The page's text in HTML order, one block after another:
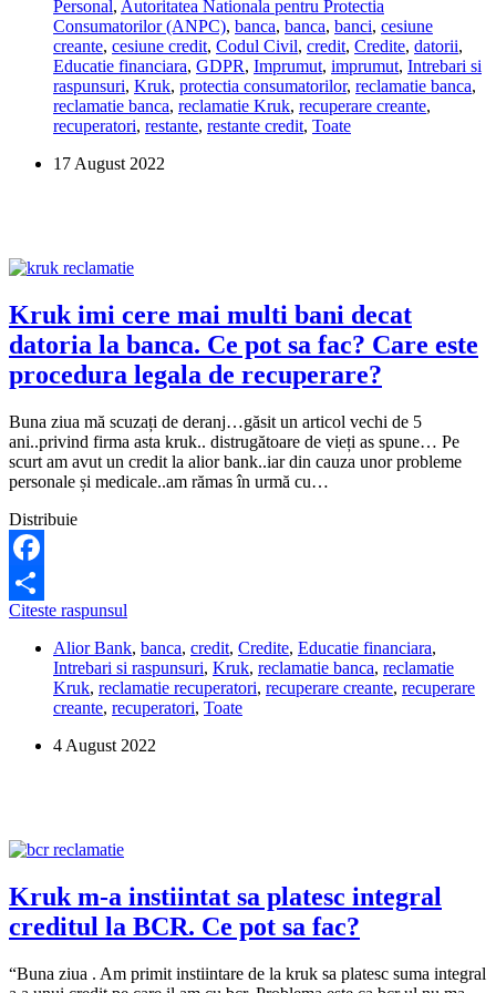
mele
personale
la
Kruk?
Este
legal?
Personal, Autoritatea Nationala pentru Protectia
Consumatorilor (ANPC), banca, banca, banci, cesiune
creante, cesiune credit, Codul Civil, credit, Credite, datorii,
Educatie financiara, GDPR, Imprumut, imprumut, Intrebari si
raspunsuri, Kruk, protectia consumatorilor, reclamatie banca,
reclamatie banca, reclamatie Kruk, recuperare creante,
recuperatori, restante, restante credit, Toate
17 August 2022
Kruk imi cere mai multi bani decat
datoria la banca. Ce pot sa fac? Care este
procedura legala de recuperare?
Buna ziua mă scuzați de deranj…găsit un articol vechi de 5
ani..privind firma asta kruk.. distrugătoare de vieți as spune… Pe
scurt am avut un credit la alior bank..iar din cauza unor probleme
personale și medicale..am rămas în urmă cu…
Distribuie
Facebook
Share
Citeste raspunsul
cere
mai
multi
bani
datoria
Care
este
procedura
de
recuperare?
Alior Bank, banca, credit, Credite, Educatie financiara,
Intrebari si raspunsuri, Kruk, reclamatie banca, reclamatie
Kruk, reclamatie recuperatori, recuperare creante, recuperare
creante, recuperatori, Toate
4 August 2022
Kruk m-a instiintat sa platesc integral
creditul la BCR. Ce pot sa fac?
“Buna ziua . Am primit instiintare de la kruk sa platesc suma integral